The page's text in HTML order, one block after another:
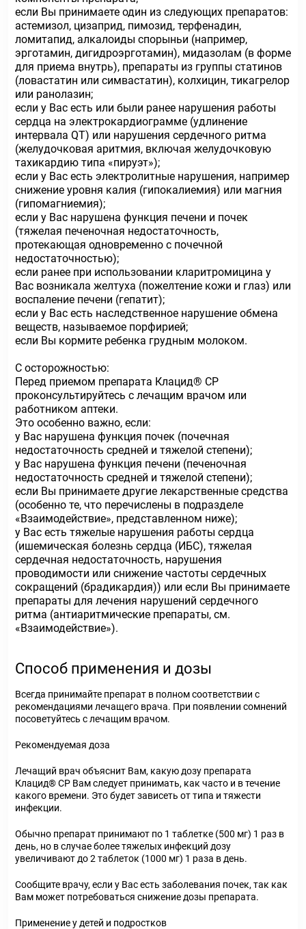
если Вы принимаете один из следующих препаратов:
астемизол, цизаприд, пимозид, терфенадин,
ломитапид, алкалоиды спорыньи (например,
эрготамин, дигидроэрготамин), мидазолам (в форме
для приема внутрь), препараты из группы статинов
(ловастатин или симвастатин), колхицин, тикагрелор
или ранолазин;
если у Вас есть или были ранее нарушения работы
сердца на электрокардиограмме (удлинение
интервала QT) или нарушения сердечного ритма
(желудочковая аритмия, включая желудочковую
тахикардию типа «пируэт»);
если у Вас есть электролитные нарушения, например
снижение уровня калия (гипокалиемия) или магния
(гипомагниемия);
если у Вас нарушена функция печени и почек
(тяжелая печеночная недостаточность,
протекающая одновременно с почечной
недостаточностью);
если ранее при использовании кларитромицина у
Вас возникала желтуха (пожелтение кожи и глаз) или
воспаление печени (гепатит);
если у Вас есть наследственное нарушение обмена
веществ, называемое порфирией;
если Вы кормите ребенка грудным молоком.
С осторожностью:
Перед приемом препарата Клацид® СР
проконсультируйтесь с лечащим врачом или
работником аптеки.
Это особенно важно, если:
у Вас нарушена функция почек (почечная
недостаточность средней и тяжелой степени);
у Вас нарушена функция печени (печеночная
недостаточность средней и тяжелой степени);
если Вы принимаете другие лекарственные средства
(особенно те, что перечислены в подразделе
«Взаимодействие», представленном ниже);
у Вас есть тяжелые нарушения работы сердца
(ишемическая болезнь сердца (ИБС), тяжелая
сердечная недостаточность, нарушения
проводимости или снижение частоты сердечных
сокращений (брадикардия)) или если Вы принимаете
препараты для лечения нарушений сердечного
ритма (антиаритмические препараты, см.
«Взаимодействие»).
Способ применения и дозы
Всегда принимайте препарат в полном соответствии с
рекомендациями лечащего врача. При появлении сомнений
посоветуйтесь с лечащим врачом.
Рекомендуемая доза
Лечащий врач объяснит Вам, какую дозу препарата
Клацид® СР Вам следует принимать, как часто и в течение
какого времени. Это будет зависеть от типа и тяжести
инфекции.
Обычно препарат принимают по 1 таблетке (500 мг) 1 раз в
день, но в случае более тяжелых инфекций дозу
увеличивают до 2 таблеток (1000 мг) 1 раза в день.
Сообщите врачу, если у Вас есть заболевания почек, так как
Вам может потребоваться снижение дозы препарата.
Применение у детей и подростков